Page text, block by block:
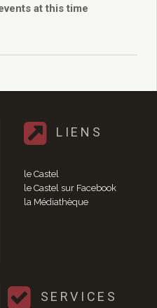
at this time
LIENS
le Castel
le Castel sur Facebook
la Médiathèque
SERVICES